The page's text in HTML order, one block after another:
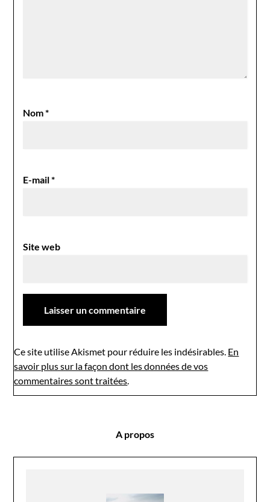
Nom*
E-mail*
Site web
Ce site utilise Akismet pour réduire les indésirables. En
savoir plus sur la façon dont les données de vos
commentaires sont traitées.
A propos